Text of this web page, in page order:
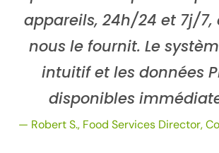
appareils, 24h/24 et 7j/7,
nous le fournit. Le
intuitif et les données
disponibles
— Robert S., Food Services Director,